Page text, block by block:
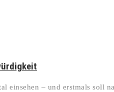
einsehen – und erstmals soll